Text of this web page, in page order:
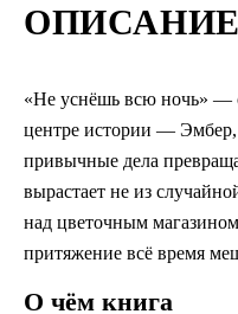
«Не уснёшь всю ночь» —
центре истории — Эмбер,
привычные дела
вырастает не из
над цветочным
притяжение всё время
О чём книга